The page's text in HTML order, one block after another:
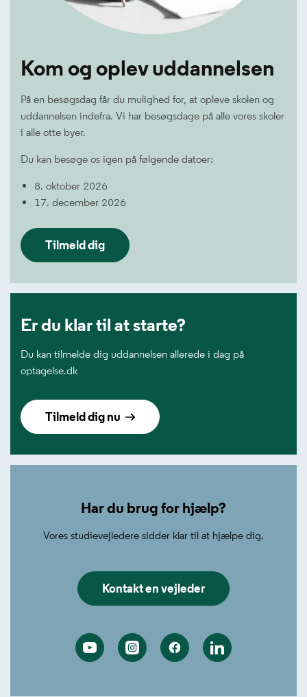
Kom og oplev uddannelsen
På en besøgsdag får du mulighed for, at opleve skolen og
uddannelsen indefra. Vi har besøgsdage på alle vores skoler
i alle otte byer.
Du kan besøge os igen på følgende datoer:
8. oktober 2026
17. december 2026
Tilmeld dig
Er du klar til at starte?
Du kan tilmelde dig uddannelsen allerede i dag på
optagelse.dk
Tilmeld dig nu
Har du brug for hjælp?
Vores studievejledere sidder klar til at hjælpe dig.
Kontakt en vejleder
YoutubeInstagramFacebookLinkedin